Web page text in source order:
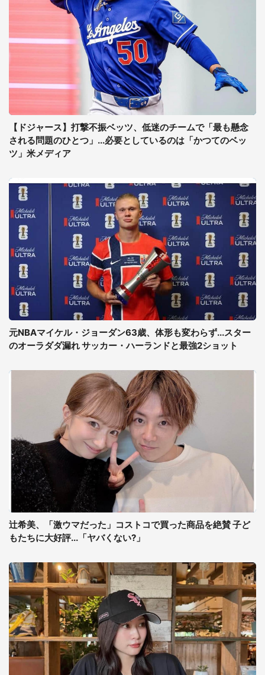
【ドジャース】打撃不振ベッツ、低迷のチームで「最も懸念
される問題のひとつ」...必要としているのは「かつてのベッ
ツ」米メディア
元NBAマイケル・ジョーダン63歳、体形も変わらず...スター
のオーラダダ漏れ サッカー・ハーランドと最強2ショット
辻希美、「激ウマだった」コストコで買った商品を絶賛 子ど
もたちに大好評...「ヤバくない?」